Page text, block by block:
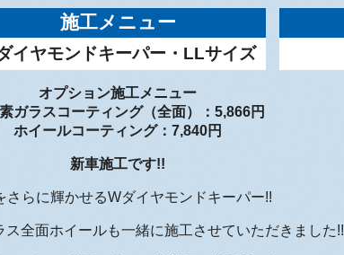
施工メニュー
イヤモンドキーパー・LLサイズ
オプション施工メニュー
ガラスコーティング（全面）：5,866円
ホイールコーティング：7,840円
新車施工です!!
さらに輝かせるWダイヤモンドキーパー!!
ス全面ホイールも一緒に施工させていただきました!!